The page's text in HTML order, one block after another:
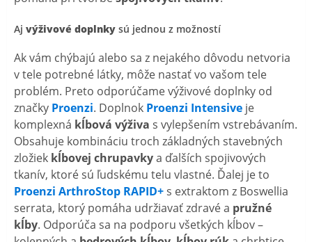
Aj výživové doplnky sú jednou z možností
Ak vám chýbajú alebo sa z nejakého dôvodu netvoria
v tele potrebné látky, môže nastať vo vašom tele
problém. Preto odporúčame výživové doplnky od
značky Proenzi. Doplnok Proenzi Intensive je
komplexná kĺbová výživa s vylepšením vstrebávaním.
Obsahuje kombináciu troch základných stavebných
zložiek kĺbovej chrupavkya ďalších spojivových
tkanív, ktoré sú ľudskému telu vlastné. Ďalej je to
Proenzi ArthroStop RAPID+s extraktom z Boswellia
serrata, ktorý pomáha udržiavať zdravé a pružné
kĺby. Odporúča sa na podporu všetkých kĺbov –